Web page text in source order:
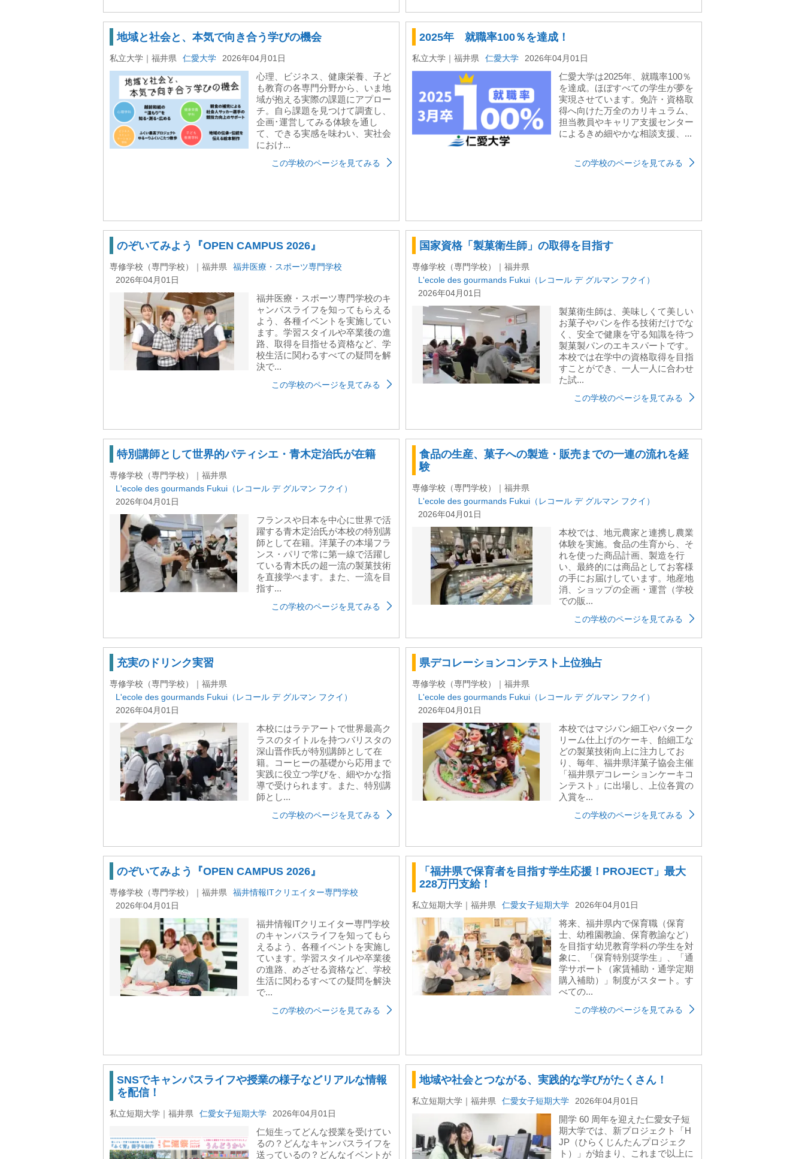
地域と社会と、本気で向き合う学びの機会
私立大学｜福井県 仁愛大学 2026年04月01日
心理、ビジネス、健康栄養、子ど
も教育の各専門分野から、いま地
域が抱える実際の課題にアプロー
チ。自ら課題を見つけて調査し、
企画･運営してみる体験を通し
て、できる実感を味わい、実社会
におけ...
この学校のページを見てみる
2025年 就職率100％を達成！
私立大学｜福井県 仁愛大学 2026年04月01日
仁愛大学は2025年、就職率100％
を達成。ほぼすべての学生が夢を
実現させています。免許・資格取
得へ向けた万全のカリキュラム、
担当教員やキャリア支援センター
によるきめ細やかな相談支援、...
この学校のページを見てみる
のぞいてみよう『OPEN CAMPUS 2026』
専修学校（専門学校）｜福井県
福井医療・スポーツ専門学校
2026年04月01日
福井医療・スポーツ専門学校のキ
ャンパスライフを知ってもらえる
よう、各種イベントを実施してい
ます。学習スタイルや卒業後の進
路、取得を目指せる資格など、学
校生活に関わるすべての疑問を解
決で...
この学校のページを見てみる
国家資格「製菓衛生師」の取得を目指す
専修学校（専門学校）｜福井県
L'ecole des gourmands Fukui（レコール デ グルマン フクイ）
2026年04月01日
製菓衛生師は、美味しくて美しい
お菓子やパンを作る技術だけでな
く、安全で健康を守る知識を待つ
製菓製パンのエキスパートです。
本校では在学中の資格取得を目指
すことができ、一人一人に合わせ
た試...
この学校のページを見てみる
特別講師として世界的パティシエ・青木定治氏が在籍
専修学校（専門学校）｜福井県
L'ecole des gourmands Fukui（レコール デ グルマン フクイ）
2026年04月01日
フランスや日本を中心に世界で活
躍する青木定治氏が本校の特別講
師として在籍。洋菓子の本場フラ
ンス・パリで常に第一線で活躍し
ている青木氏の超一流の製菓技術
を直接学べます。また、一流を目
指す...
この学校のページを見てみる
食品の生産、菓子への製造・販売までの一連の流れを経
験
専修学校（専門学校）｜福井県
L'ecole des gourmands Fukui（レコール デ グルマン フクイ）
2026年04月01日
本校では、地元農家と連携し農業
体験を実施。食品の生育から、そ
れを使った商品計画、製造を行
い、最終的には商品としてお客様
の手にお届けしています。地産地
消、ショップの企画・運営（学校
での販...
この学校のページを見てみる
充実のドリンク実習
専修学校（専門学校）｜福井県
L'ecole des gourmands Fukui（レコール デ グルマン フクイ）
2026年04月01日
本校にはラテアートで世界最高ク
ラスのタイトルを持つバリスタの
深山晋作氏が特別講師として在
籍。コーヒーの基礎から応用まで
実践に役立つ学びを、細やかな指
導で受けられます。また、特別講
師とし...
この学校のページを見てみる
県デコレーションコンテスト上位独占
専修学校（専門学校）｜福井県
L'ecole des gourmands Fukui（レコール デ グルマン フクイ）
2026年04月01日
本校ではマジパン細工やバターク
リーム仕上げのケーキ、飴細工な
どの製菓技術向上に注力してお
り、毎年、福井県洋菓子協会主催
「福井県デコレーションケーキコ
ンテスト」に出場し、上位各賞の
入賞を...
この学校のページを見てみる
のぞいてみよう『OPEN CAMPUS 2026』
専修学校（専門学校）｜福井県
福井情報ITクリエイター専門学校
2026年04月01日
福井情報ITクリエイター専⾨学校
のキャンパスライフを知ってもら
えるよう、各種イベントを実施し
ています。学習スタイルや卒業後
の進路、めざせる資格など、学校
生活に関わるすべての疑問を解決
で...
この学校のページを見てみる
「福井県で保育者を目指す学生応援！PROJECT」最大
228万円支給！
私立短期大学｜福井県 仁愛女子短期大学 2026年04月01日
将来、福井県内で保育職（保育
士、幼稚園教諭、保育教諭など）
を目指す幼児教育学科の学生を対
象に、「保育特別奨学生」、「通
学サポート（家賃補助・通学定期
購入補助）」制度がスタート。す
べての...
この学校のページを見てみる
SNSでキャンパスライフや授業の様子などリアルな情報
を配信！
私立短期大学｜福井県 仁愛女子短期大学 2026年04月01日
仁短生ってどんな授業を受けてい
るの？どんなキャンパスライフを
送っているの？どんなイベントが
地域や社会とつながる、実践的な学びがたくさん！
私立短期大学｜福井県 仁愛女子短期大学 2026年04月01日
開学 60 周年を迎えた仁愛⼥⼦短
期⼤学では、新プロジェクト「H
JP（ひらくじんたんプロジェク
ト）」が始まり、これまで以上に